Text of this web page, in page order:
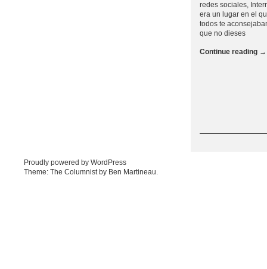
redes sociales,
era un lugar en el
todos te
que no dieses
Continue reading →
Proudly powered by WordPress
Theme: The Columnist by Ben Martineau.